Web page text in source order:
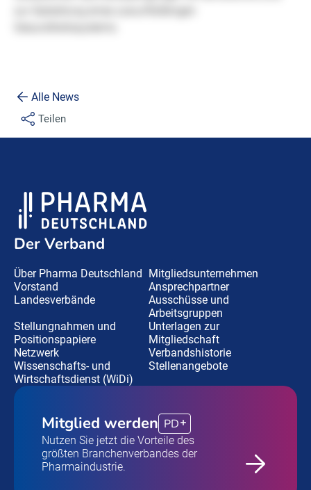
Alle News
Teilen
Der Verband
Über Pharma Deutschland Mitgliedsunternehmen
Vorstand
Ansprechpartner
Landesverbände
Ausschüsse und
Arbeitsgruppen
Stellungnahmen und
Positionspapiere
Unterlagen zur
Mitgliedschaft
Netzwerk
Verbandshistorie
Wissenschafts- und
Wirtschaftsdienst (WiDi)
Stellenangebote
Mitglied werden PD
Nutzen Sie jetzt die Vorteile des
größten Branchenverbandes der
Pharmaindustrie.